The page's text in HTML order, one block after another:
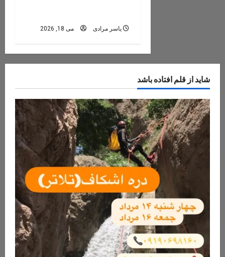
یاسر مرادی می 18, 2026
از قلم افتاده باشد